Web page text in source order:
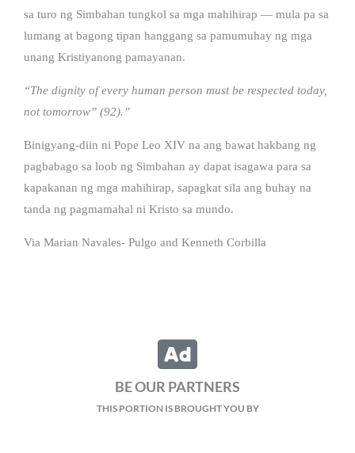
sa turo ng Simbahan tungkol sa mga mahihirap — mula pa sa
lumang at bagong tipan hanggang sa pamumuhay ng mga
unang Kristiyanong pamayanan.
“The dignity of every human person must be respected today,
not tomorrow” (92).”
Binigyang-diin ni Pope Leo XIV na ang bawat hakbang ng
pagbabago sa loob ng Simbahan ay dapat isagawa para sa
kapakanan ng mga mahihirap, sapagkat sila ang buhay na
tanda ng pagmamahal ni Kristo sa mundo.
Via Marian Navales- Pulgo and Kenneth Corbilla
BE OUR PARTNERS
THIS PORTION IS BROUGHT YOU BY